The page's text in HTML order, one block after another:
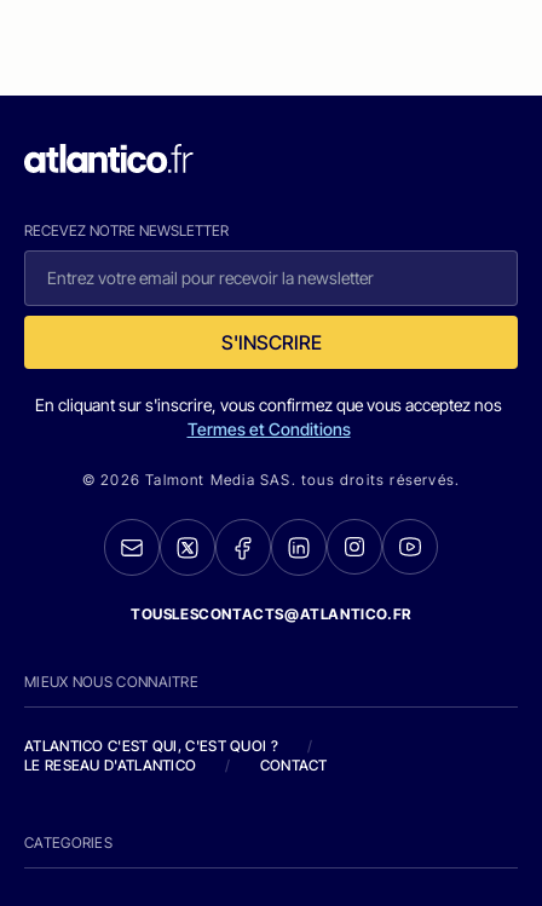
RECEVEZ NOTRE NEWSLETTER
S'INSCRIRE
En cliquant sur s'inscrire, vous confirmez que vous acceptez nos
Termes et Conditions
© 2026 Talmont Media SAS. tous droits réservés.
TOUSLESCONTACTS@ATLANTICO.FR
MIEUX NOUS CONNAITRE
ATLANTICO C'EST QUI, C'EST QUOI ?
/
LE RESEAU D'ATLANTICO
/ CONTACT
CATEGORIES